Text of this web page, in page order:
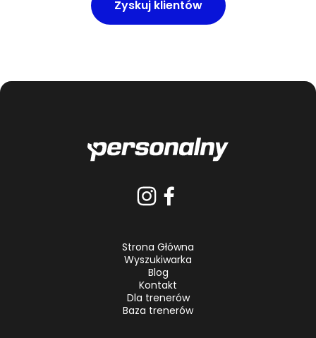
Zyskuj klientów
Strona Główna
Wyszukiwarka
Blog
Kontakt
Dla trenerów
Baza trenerów